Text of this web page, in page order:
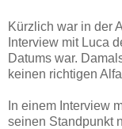
Kürzlich war in der
Interview mit Luca
Datums war.
keinen richtigen
In einem Interview
seinen Standpunkt